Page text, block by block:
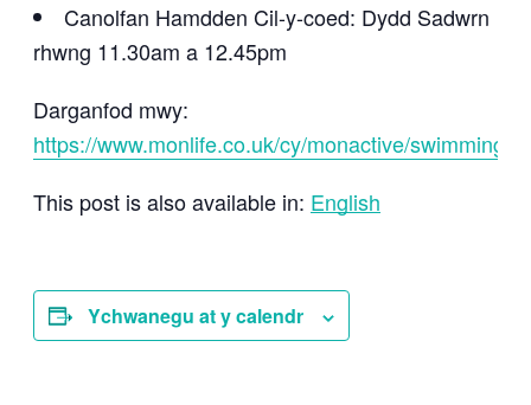
Canolfan Hamdden Cil-y-coed: Dydd Sadwrn
rhwng 11.30am a 12.45pm
Darganfod mwy:
https://www.monlife.co.uk/cy/monactive/swimming/
This post is also available in: English
Ychwanegu at y calendr